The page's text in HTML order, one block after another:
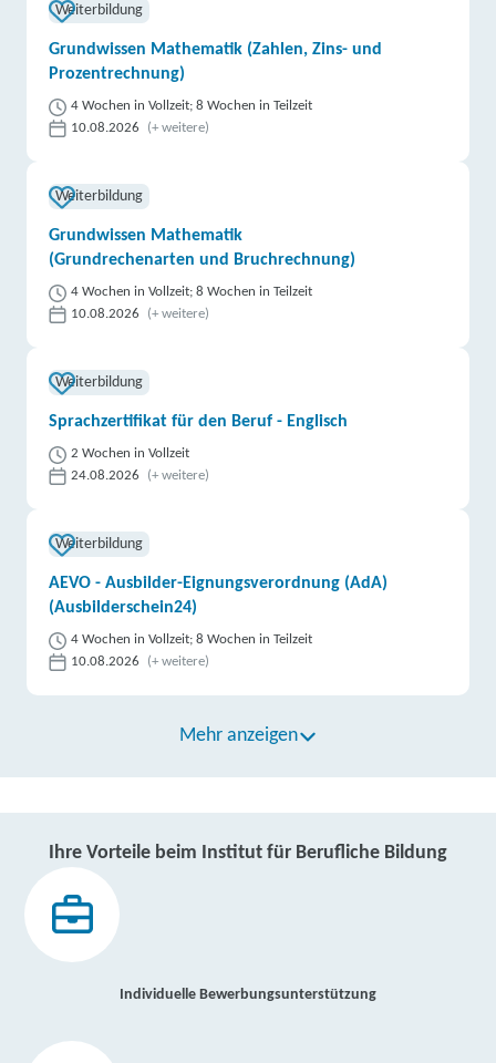
Weiterbildung
Grundwissen Mathematik (Zahlen, Zins- und
Prozentrechnung)
4 Wochen in Vollzeit; 8 Wochen in Teilzeit
10.08.2026
(+ weitere)
Weiterbildung
Grundwissen Mathematik
(Grundrechenarten und Bruchrechnung)
4 Wochen in Vollzeit; 8 Wochen in Teilzeit
10.08.2026
(+ weitere)
Weiterbildung
Sprachzertifikat für den Beruf - Englisch
2 Wochen in Vollzeit
24.08.2026
(+ weitere)
Weiterbildung
AEVO - Ausbilder-Eignungsverordnung (AdA)
(Ausbilderschein24)
4 Wochen in Vollzeit; 8 Wochen in Teilzeit
10.08.2026
(+ weitere)
Mehr anzeigen
Ihre Vorteile beim Institut für Berufliche Bildung
Individuelle Bewerbungsunterstützung